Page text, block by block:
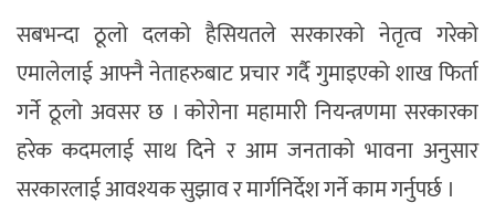
सबभन्दा ठूलो दलको हैसियतले सरकारको नेतृत्व गरेको
एमालेलाई आफ्नै नेताहरुबाट प्रचार गर्दै गुमाइएको शाख फिर्ता
गर्ने ठूलो अवसर छ । कोरोना महामारी नियन्त्रणमा सरकारका
हरेक कदमलाई साथ दिने र आम जनताको भावना अनुसार
सरकारलाई आवश्यक सुझाव र मार्गनिर्देश गर्ने काम गर्नुपर्छ ।